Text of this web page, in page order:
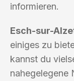
informieren.
Esch-sur-
einiges zu
kannst du
nahegelegene